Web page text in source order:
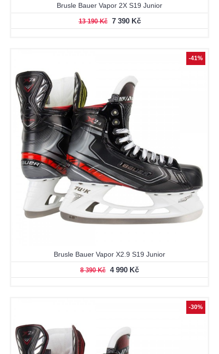
Brusle Bauer Vapor 2X S19 Junior
13 190 Kč 7 390 Kč
-41%
Brusle Bauer Vapor X2.9 S19 Junior
8 390 Kč 4 990 Kč
-30%